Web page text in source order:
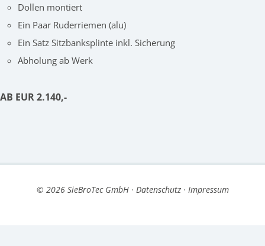
Dollen montiert
Ein Paar Ruderriemen (alu)
Ein Satz Sitzbanksplinte inkl. Sicherung
Abholung ab Werk
AB EUR 2.140,-
© 2026 SieBroTec GmbH· Datenschutz· Impressum